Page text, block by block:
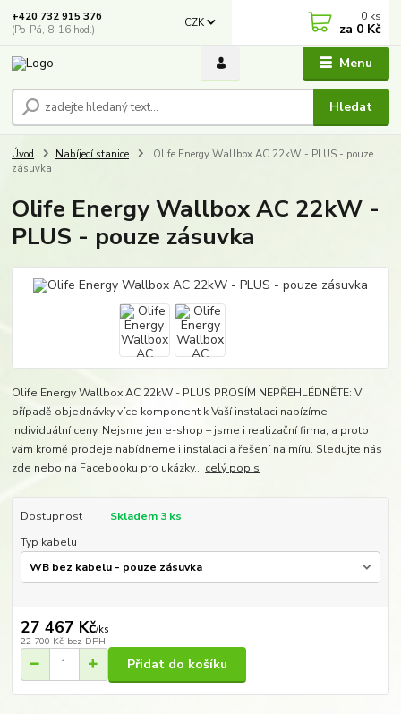
Menu
CZK
Hledat
+420 732 915 376
(Po-Pá, 8-16 hod.)
0 ks
za 0 Kč
Úvod Nabíjecí stanice
Olife Energy Wallbox AC 22kW - PLUS - pouze
zásuvka
Olife Energy Wallbox AC 22kW -
PLUS - pouze zásuvka
Olife Energy Wallbox AC 22kW - PLUS PROSÍM NEPŘEHLÉDNĚTE: V
případě objednávky více komponent k Vaší instalaci nabízíme
individuální ceny. Nejsme jen e-shop – jsme i realizační firma, a proto
vám kromě prodeje nabídneme i instalaci a řešení na míru. Sledujte nás
zde nebo na Facebooku pro ukázky... celý popis
Dostupnost
Skladem 3 ks
Typ kabelu
27 467 Kč/ks
22 700 Kč bez DPH
Přidat do košíku